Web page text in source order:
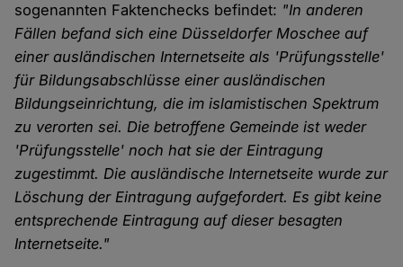
sogenannten Faktenchecks befindet: "In anderen
Fällen befand sich eine Düsseldorfer Moschee auf
einer ausländischen Internetseite als 'Prüfungsstelle'
für Bildungsabschlüsse einer ausländischen
Bildungseinrichtung, die im islamistischen Spektrum
zu verorten sei. Die betroffene Gemeinde ist weder
'Prüfungsstelle' noch hat sie der Eintragung
zugestimmt. Die ausländische Internetseite wurde zur
Löschung der Eintragung aufgefordert. Es gibt keine
entsprechende Eintragung auf dieser besagten
Internetseite."